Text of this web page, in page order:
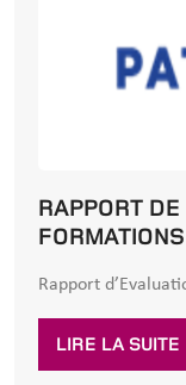
RAPPORT
Rapport
LIRE LA SUITE